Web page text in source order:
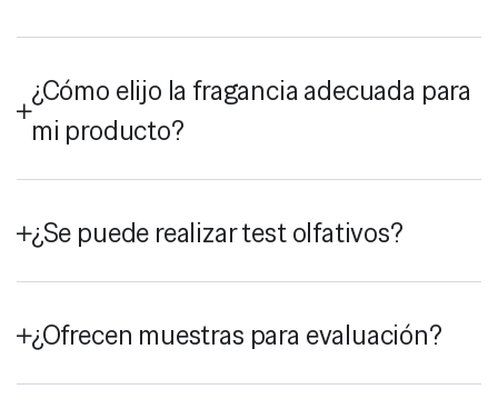
¿Cómo elijo la fragancia adecuada para
mi producto?
¿Se puede realizar test olfativos?
¿Ofrecen muestras para evaluación?